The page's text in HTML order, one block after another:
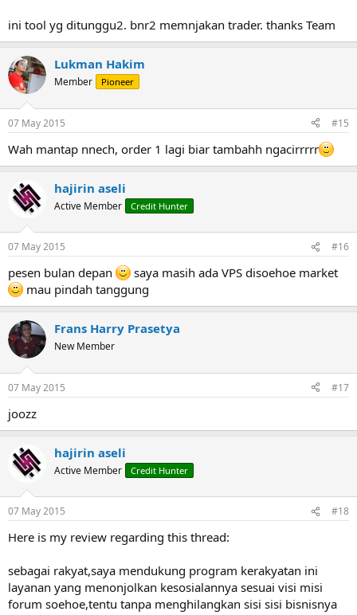
ini tool yg ditunggu2. bnr2 memnjakan trader. thanks Team
Lukman Hakim
Member Pioneer
07 May 2015 #15
Wah mantap nnech, order 1 lagi biar tambahh ngacirrrrr
hajirin aseli
Active Member Credit Hunter
07 May 2015 #16
pesen bulan depan
saya masih ada VPS disoehoe market
mau pindah tanggung
Frans Harry Prasetya
New Member
07 May 2015 #17
joozz
hajirin aseli
Active Member Credit Hunter
07 May 2015 #18
Here is my review regarding this thread:
sebagai rakyat,saya mendukung program kerakyatan ini
layanan yang menonjolkan kesosialannya sesuai visi misi
forum soehoe,tentu tanpa menghilangkan sisi sisi bisnisnya